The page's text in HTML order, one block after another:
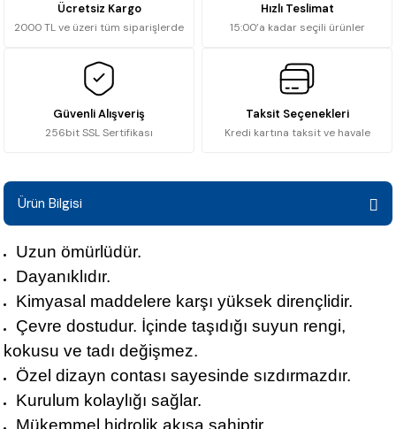
Ücretsiz Kargo
2000 TL ve üzeri tüm siparişlerde
Hızlı Teslimat
15:00’a kadar seçili ürünler
Güvenli Alışveriş
256bit SSL Sertifikası
Taksit Seçenekleri
Kredi kartına taksit ve havale
Ürün Bilgisi
Uzun ömürlüdür.
Dayanıklıdır.
Kimyasal maddelere karşı yüksek dirençlidir.
Çevre dostudur. İçinde taşıdığı suyun rengi,
kokusu ve tadı değişmez.
Özel dizayn contası sayesinde sızdırmazdır.
Kurulum kolaylığı sağlar.
Mükemmel hidrolik akışa sahiptir.